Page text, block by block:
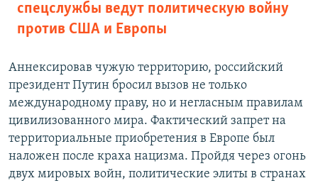
спецслужбы ведут политическую войну
против США и Европы
Аннексировав чужую территорию, российский
президент Путин бросил вызов не только
международному праву, но и негласным правилам
цивилизованного мира. Фактический запрет на
территориальные приобретения в Европе был
наложен после краха нацизма. Пройдя через огонь
двух мировых войн, политические элиты в странах